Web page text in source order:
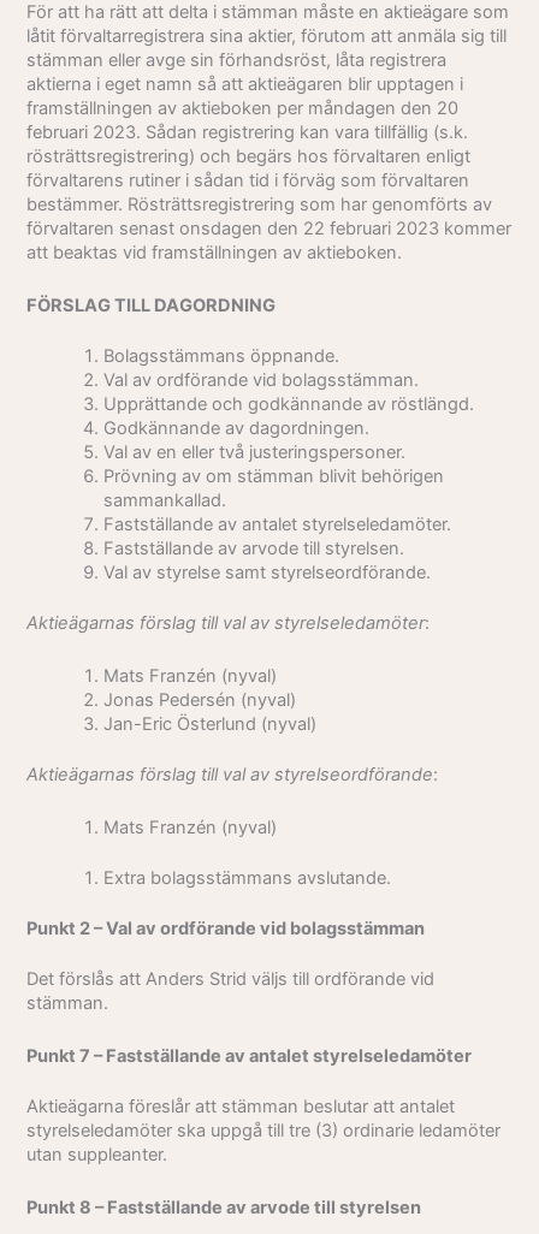
För att ha rätt att delta i stämman måste en aktieägare som
låtit förvaltarregistrera sina aktier, förutom att anmäla sig till
stämman eller avge sin förhandsröst, låta registrera
aktierna i eget namn så att aktieägaren blir upptagen i
framställningen av aktieboken per måndagen den 20
februari 2023. Sådan registrering kan vara tillfällig (s.k.
rösträttsregistrering) och begärs hos förvaltaren enligt
förvaltarens rutiner i sådan tid i förväg som förvaltaren
bestämmer. Rösträttsregistrering som har genomförts av
förvaltaren senast onsdagen den 22 februari 2023 kommer
att beaktas vid framställningen av aktieboken.
FÖRSLAG TILL DAGORDNING
Bolagsstämmans öppnande.
Val av ordförande vid bolagsstämman.
Upprättande och godkännande av röstlängd.
Godkännande av dagordningen.
Val av en eller två justeringspersoner.
Prövning av om stämman blivit behörigen
sammankallad.
Fastställande av antalet styrelseledamöter.
Fastställande av arvode till styrelsen.
Val av styrelse samt styrelseordförande.
Aktieägarnas förslag till val av styrelseledamöter:
Mats Franzén (nyval)
Jonas Pedersén (nyval)
Jan-Eric Österlund (nyval)
Aktieägarnas förslag till val av styrelseordförande:
Mats Franzén (nyval)
Extra bolagsstämmans avslutande.
Punkt 2 – Val av ordförande vid bolagsstämman
Det förslås att Anders Strid väljs till ordförande vid
stämman.
Punkt 7 – Fastställande av antalet styrelseledamöter
Aktieägarna föreslår att stämman beslutar att antalet
styrelseledamöter ska uppgå till tre (3) ordinarie ledamöter
utan suppleanter.
Punkt 8 – Fastställande av arvode till styrelsen